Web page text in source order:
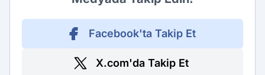
Facebook'ta Takip Et
X.com'da Takip Et